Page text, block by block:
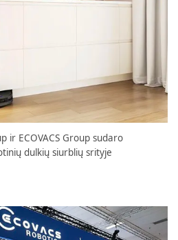
ir ECOVACS Group sudaro
dulkių siurblių srityje